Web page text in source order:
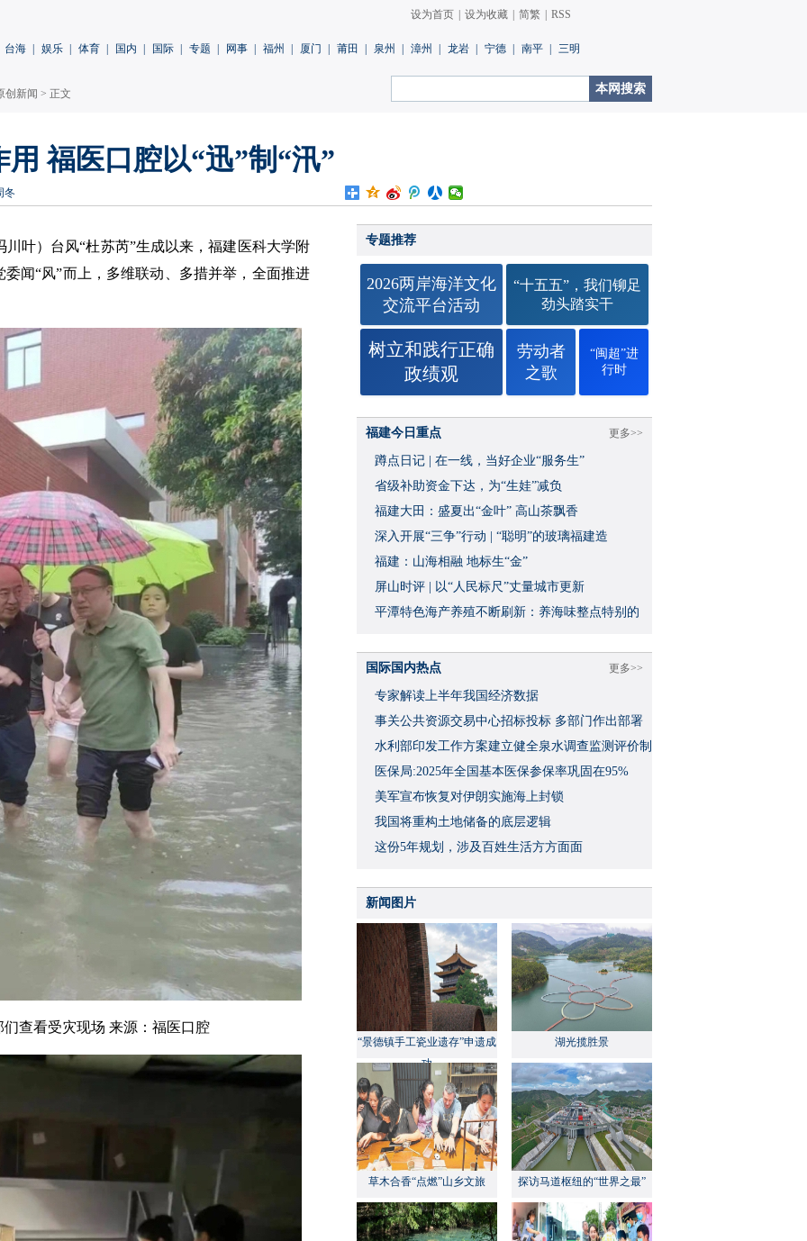
设为首页 设为收藏 简繁 RSS
台海 娱乐 体育 国内 国际 专题 网事 福州 厦门 莆田 泉州 漳州 龙岩 宁德 南平 三明
创新闻 > 正文
福医口腔以“迅”制“汛”
冬
叶）台风“杜苏芮”生成以来，福建医科大学附
闻“风”而上，多维联动、多措并举，全面推进
查看受灾现场 来源：福医口腔
专题推荐
2026两岸海洋文化
交流平台活动
“十五五”，我们铆足
劲头踏实干
树立和践行正确
政绩观
劳动者
之歌
“闽超”进
行时
更多>>
福建今日重点
蹲点日记 | 在一线，当好企业“服务生”
省级补助资金下达，为“生娃”减负
福建大田：盛夏出“金叶” 高山茶飘香
深入开展“三争”行动 | “聪明”的玻璃福建造
福建：山海相融 地标生“金”
屏山时评 | 以“人民标尺”丈量城市更新
平潭特色海产养殖不断刷新：养海味整点特别的
更多>>
国际国内热点
专家解读上半年我国经济数据
事关公共资源交易中心招标投标 多部门作出部署
水利部印发工作方案建立健全泉水调查监测评价制
度
医保局:2025年全国基本医保参保率巩固在95%
美军宣布恢复对伊朗实施海上封锁
我国将重构土地储备的底层逻辑
这份5年规划，涉及百姓生活方方面面
新闻图片
“景德镇手工瓷业遗存”申遗成
功
湖光揽胜景
草木合香“点燃”山乡文旅 探访马道枢纽的“世界之最”